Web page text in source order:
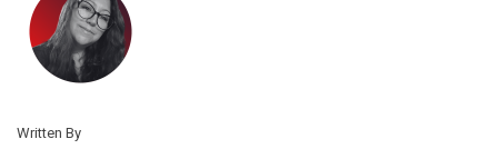
Written By